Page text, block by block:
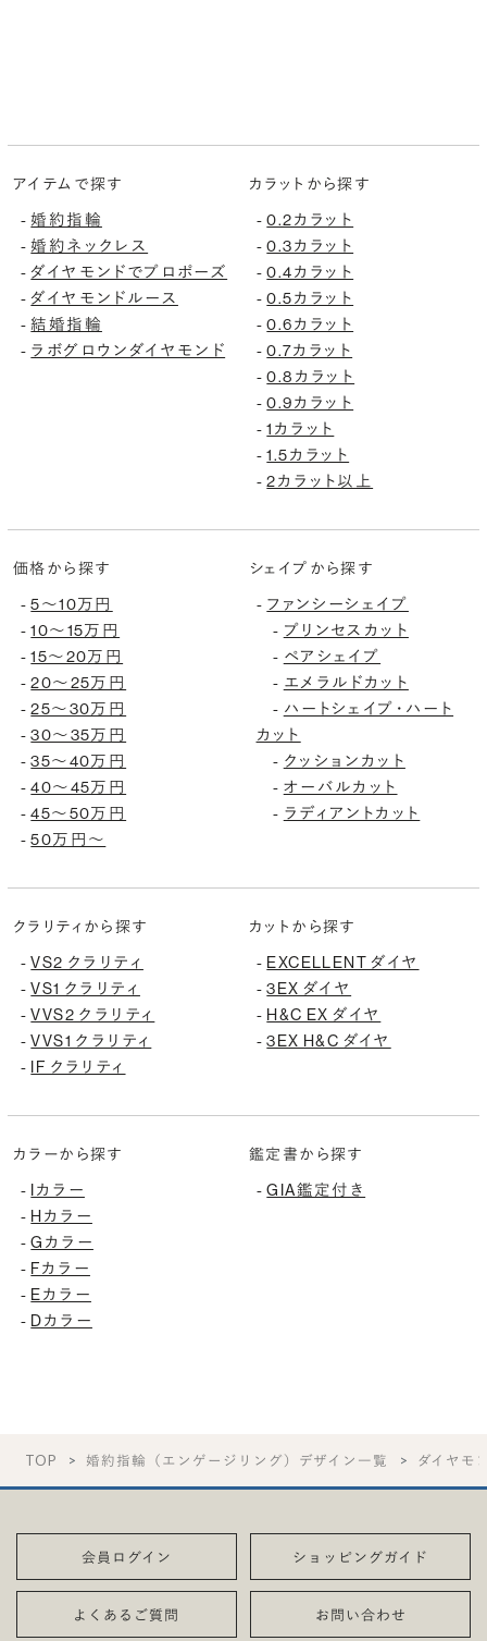
アイテムで探す
-婚約指輪
-婚約ネックレス
-ダイヤモンドでプロポーズ
-ダイヤモンドルース
-結婚指輪
- ラボグロウンダイヤモンド
カラットから探す
-0.2カラット
-0.3カラット
-0.4カラット
-0.5カラット
-0.6カラット
-0.7カラット
-0.8カラット
-0.9カラット
-1カラット
-1.5カラット
-2カラット以上
価格から探す
-5〜10万円
-10〜15万円
-15〜20万円
-20〜25万円
-25〜30万円
-30〜35万円
-35〜40万円
-40〜45万円
-45〜50万円
-50万円〜
シェイプから探す
- ファンシーシェイプ
- プリンセスカット
- ペアシェイプ
- エメラルドカット
- ハートシェイプ・ハート
カット
- クッションカット
- オーバルカット
- ラディアントカット
クラリティから探す
-VS2 クラリティ
-VS1 クラリティ
-VVS2 クラリティ
-VVS1 クラリティ
- IF クラリティ
カットから探す
- EXCELLENT ダイヤ
-3EX ダイヤ
- H&C EX ダイヤ
-3EX H&C ダイヤ
カラーから探す
- Iカラー
- Hカラー
-Gカラー
- Fカラー
- Eカラー
- Dカラー
鑑定書から探す
-GIA鑑定付き
TOP 婚約指輪（エンゲージリング）デザイン一覧 ダイヤモ
会員ログイン ショッピングガイド
よくあるご質問 お問い合わせ